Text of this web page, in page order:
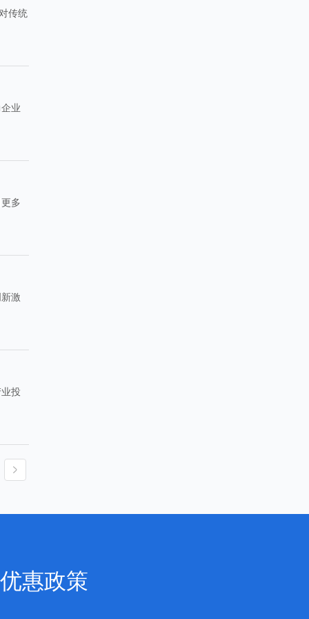
传统
业
多
激
投
惠政策